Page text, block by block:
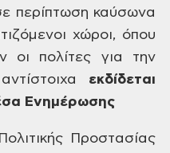
περίπτωση καύσωνα
χώροι, όπου
οι πολίτες για την
εκδίδεται
Ενημέρωσης
Προστασίας